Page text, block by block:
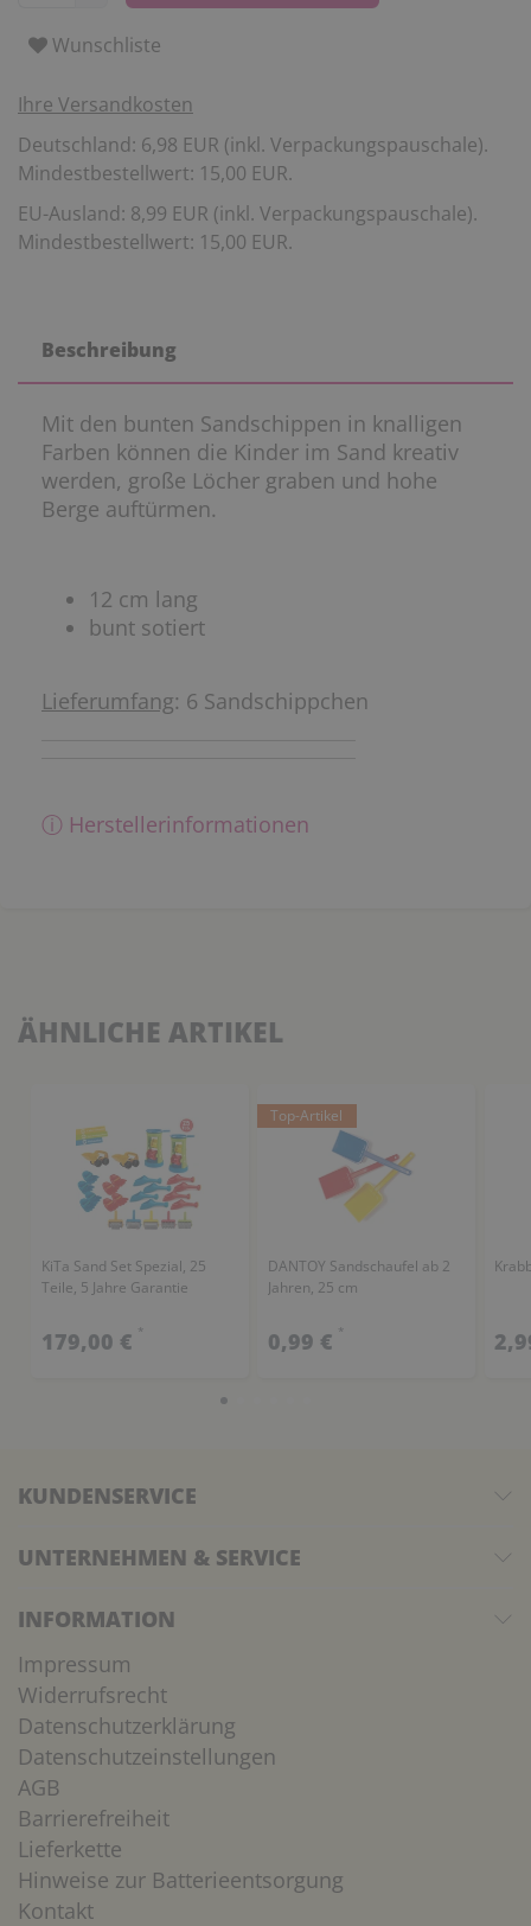
Wunschliste
Ihre Versandkosten
Deutschland: 6,98 EUR (inkl. Verpackungspauschale).
Mindestbestellwert: 15,00 EUR.
EU-Ausland: 8,99 EUR (inkl. Verpackungspauschale).
Mindestbestellwert: 15,00 EUR.
Beschreibung
Mit den bunten Sandschippen in knalligen
Farben können die Kinder im Sand kreativ
werden, große Löcher graben und hohe
Berge auftürmen.
12 cm lang
bunt sotiert
Lieferumfang: 6 Sandschippchen
ⓘ Herstellerinformationen
ÄHNLICHE ARTIKEL
KiTa Sand Set Spezial, 25
Teile, 5 Jahre Garantie
179,00 € *
Top-Artikel
DANTOY Sandschaufel ab 2
Jahren, 25 cm
0,99 € *
KUNDENSERVICE
UNTERNEHMEN & SERVICE
INFORMATION
Impressum
Widerrufsrecht
Datenschutzerklärung
Datenschutzeinstellungen
AGB
Barrierefreiheit
Lieferkette
Hinweise zur Batterieentsorgung
Kontakt